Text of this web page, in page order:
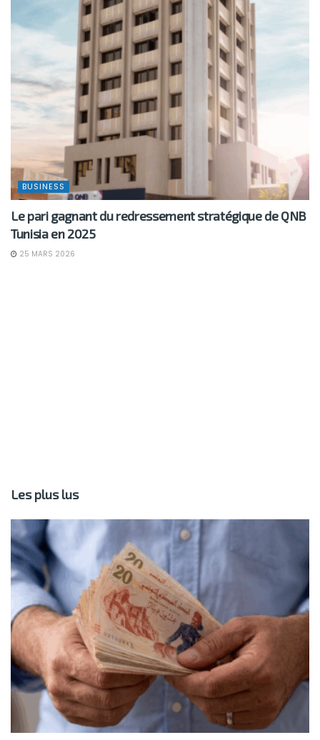
BUSINESS
Le pari gagnant du redressement stratégique de QNB
Tunisia en 2025
25 MARS 2026
Les plus lus